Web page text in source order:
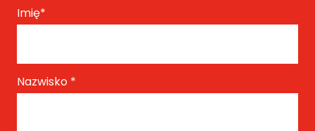
Imię*
Nazwisko *